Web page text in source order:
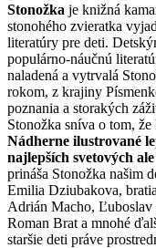
Stonožka je knižná
stonohého zvieratka
literatúry pre deti.
populárno-náučnú
naladená a vytrvalá
rokom, z krajiny
poznania a storakých
Stonožka sníva o tom,
Nádherne ilustrované
najlepších svetových
prináša Stonožka našim
Emilia Dziubakova,
Adrián Macho,
Roman Brat a mnohé
staršie deti práve